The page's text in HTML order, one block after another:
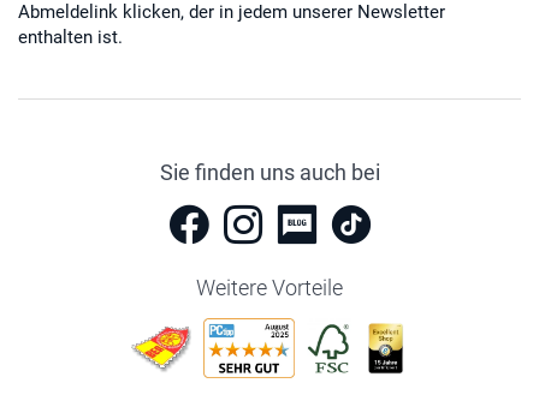
Abmeldelink klicken, der in jedem unserer Newsletter
enthalten ist.
Sie finden uns auch bei
Weitere Vorteile